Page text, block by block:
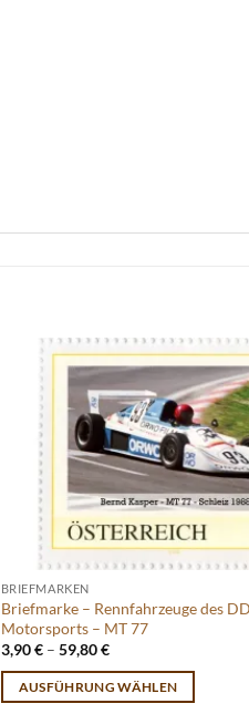
BRIEFMARKEN
Briefmarke – Rennfahrzeuge des
Motorsports – MT 77
3,90€– 59,80€
AUSFÜHRUNG WÄHLEN